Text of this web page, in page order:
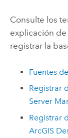
Consulte los
explicación
registrar la
Fuentes
Registrar
Server
Registrar
ArcGIS